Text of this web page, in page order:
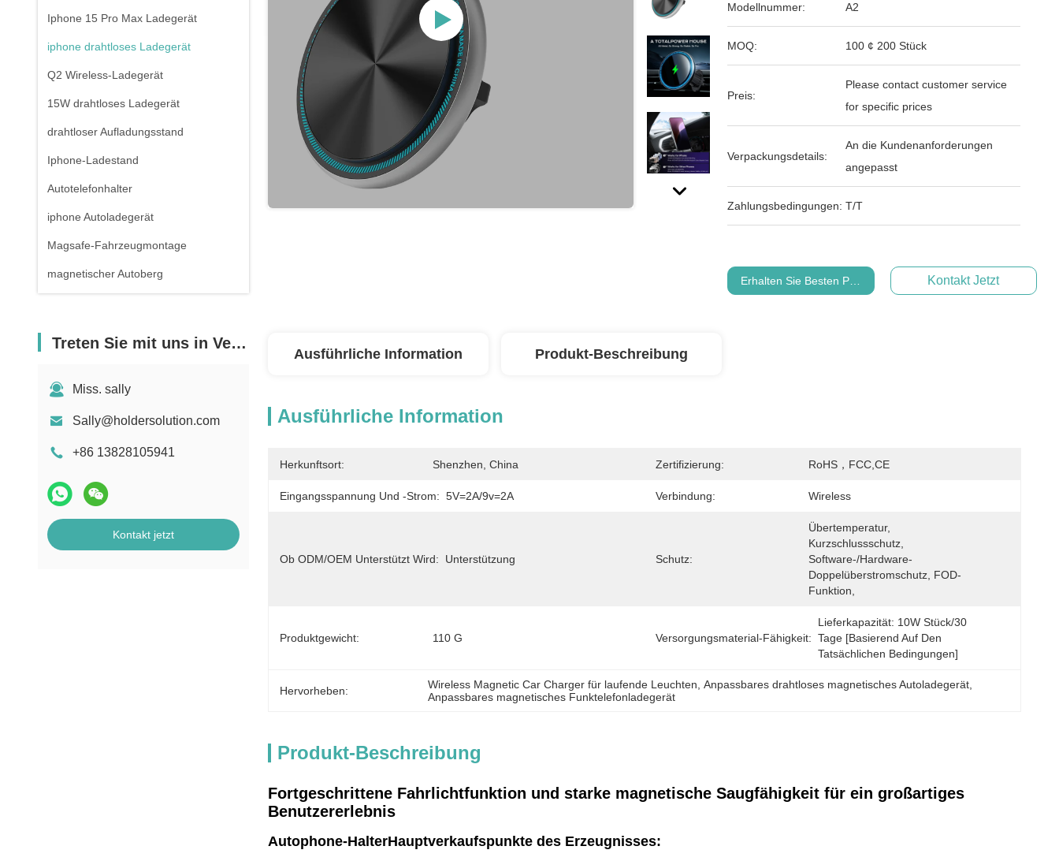
Iphone 15 Pro Max Ladegerät
iphone drahtloses Ladegerät
Q2 Wireless-Ladegerät
15W drahtloses Ladegerät
drahtloser Aufladungsstand
Iphone-Ladestand
Autotelefonhalter
iphone Autoladegerät
Magsafe-Fahrzeugmontage
magnetischer Autoberg
Treten Sie mit uns in Verbindung
Miss. sally
Sally@holdersolution.com
+86 13828105941
Kontakt jetzt
Modellnummer: A2
MOQ: 100 ¢ 200 Stück
Preis:
Please contact customer service
for specific prices
Verpackungsdetails:
An die Kundenanforderungen
angepasst
Zahlungsbedingungen: T/T
Erhalten Sie Besten Preis Kontakt Jetzt
Ausführliche Information Produkt-Beschreibung
Ausführliche Information
Herkunftsort: Shenzhen, China Zertifizierung: RoHS，FCC,CE
Eingangsspannung Und -strom: 5V=2A/9v=2A Verbindung: Wireless
Ob ODM/OEM Unterstützt Wird: Unterstützung Schutz:
Übertemperatur,
Kurzschlussschutz,
Software-/Hardware-
Doppelüberstromschutz, FOD-
Funktion,
Produktgewicht: 110 G Versorgungsmaterial-Fähigkeit:
Lieferkapazität: 10W Stück/30
Tage [basierend Auf Den
Tatsächlichen Bedingungen]
Hervorheben: Wireless Magnetic Car Charger für laufende Leuchten , Anpassbares drahtloses magnetisches Autoladegerät
Anpassbares magnetisches Funktelefonladegerät
Produkt-Beschreibung
Fortgeschrittene Fahrlichtfunktion und starke magnetische Saugfähigkeit für ein großartiges
Benutzererlebnis
Autophone-HalterHauptverkaufspunkte des Erzeugnisses: